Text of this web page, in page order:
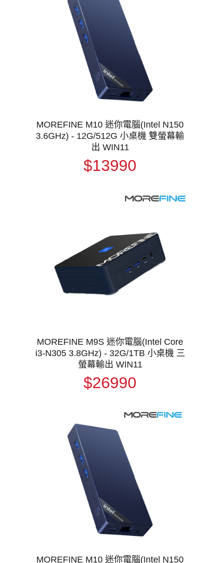
MOREFINE M10 迷你電腦(Intel N150
3.6GHz) - 12G/512G 小桌機 雙螢幕輸
出 WIN11
$13990
MOREFINE M9S 迷你電腦(Intel Core
i3-N305 3.8GHz) - 32G/1TB 小桌機 三
螢幕輸出 WIN11
$26990
MOREFINE M10 迷你電腦(Intel N150